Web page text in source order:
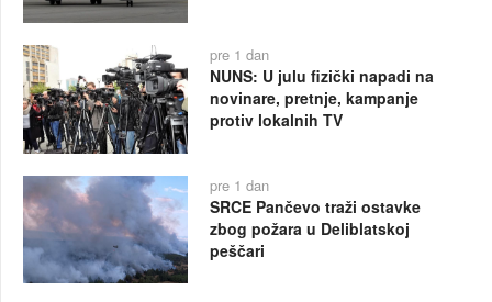
pre 1 dan
NUNS: U julu fizički napadi na
novinare, pretnje, kampanje
protiv lokalnih TV
pre 1 dan
SRCE Pančevo traži ostavke
zbog požara u Deliblatskoj
peščari